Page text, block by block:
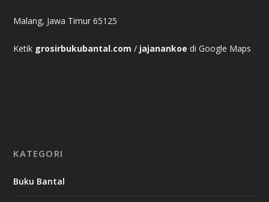
Malang, Jawa Timur 65125
Ketik grosirbukubantal.com / jajanankoe di Google Maps
KATEGORI
Buku Bantal